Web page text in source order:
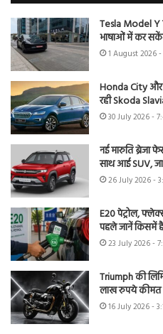
Tesla Model Y
भाषाओं में कर
1 August 2026
Honda City
रही Skoda
30 July 2026 -
नई मारुति ब्रेजा
साथ आई SUV,
26 July 2026 -
E20 पेट्रोल,
पहले जानें किसमें
23 July 2026 -
Triumph की
लाख रुपये कीमत
16 July 2026 -